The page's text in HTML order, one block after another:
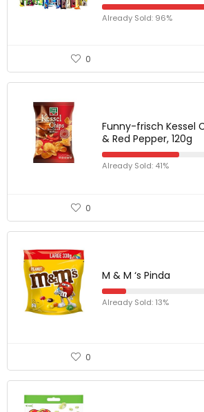
Already Sold: 96%
0
Funny-frisch Kessel
& Red Pepper, 120g
Already Sold: 41%
0
M & M ‘s Pinda
Already Sold: 13%
0